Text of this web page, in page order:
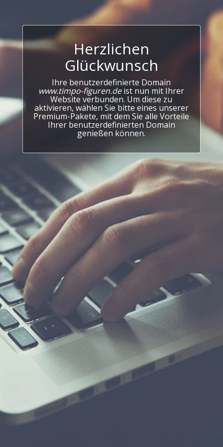
Herzlichen
Glückwunsch
Ihre benutzerdefinierte Domain
www.timpo-figuren.deist nun mit Ihrer
Website verbunden. Um diese zu
aktivieren, wählen Sie bitte eines unserer
Premium-Pakete, mit dem Sie alle Vorteile
Ihrer benutzerdefinierten Domain
genießen können.